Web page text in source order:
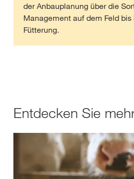
der Anbauplanung über die
Management auf dem Feld
Fütterung.
Entdecken Sie